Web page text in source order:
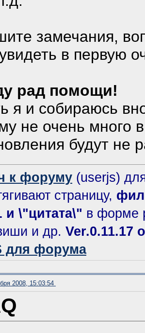
замечания,
в первую
рад помощи!
я и собираюсь
не очень много
будут не
к форуму (userjs)
страницу,
и \"цитата\" в форме
и др. Ver.0.11.17
для форума
2008, 15:03:54